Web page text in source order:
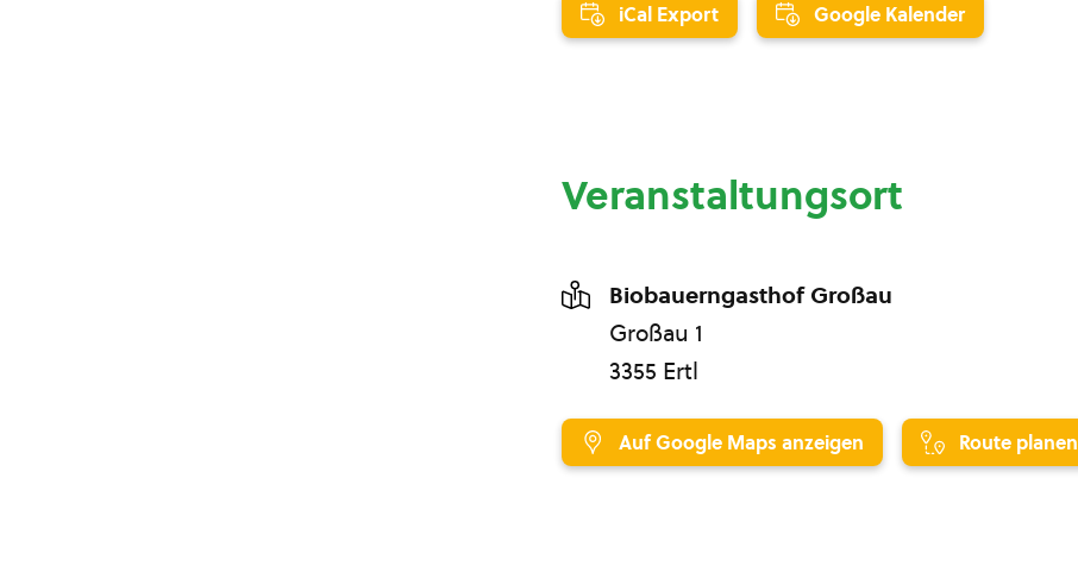
iCal Export Google Kalender
Veranstaltungsort
Biobauerngasthof Großau
Großau 1
3355 Ertl
Auf Google Maps anzeigen Route planen